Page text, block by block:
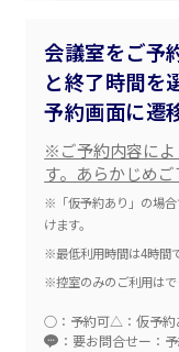
会議室をご予
と終了時間を
予約画面に遷
※ご予約内容によ
す。あらかじめご
※「仮予約あり」の場
けます。
※最低利用時間は4時間で
※控室のみのご利用はで
○：予約可△：仮予約
：要お問合せー：
ベルサール汐
ベルサール東
ベルサール三
東京ガーデン
ベルサール有
ベルサール羽
日時
日付／開始・
時間単位で選ぶ